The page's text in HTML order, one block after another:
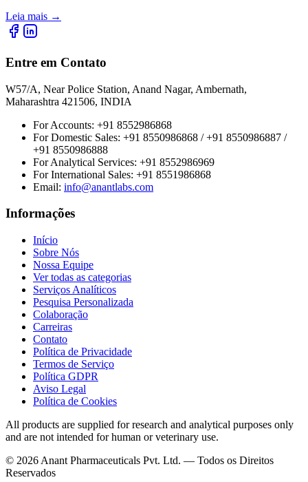
Leia mais →
Entre em Contato
W57/A, Near Police Station, Anand Nagar, Ambernath,
Maharashtra 421506, INDIA
For Accounts: +91 8552986868
For Domestic Sales: +91 8550986868 / +91 8550986887 /
+91 8550986888
For Analytical Services: +91 8552986969
For International Sales: +91 8551986868
Email: info@anantlabs.com
Informações
Início
Sobre Nós
Nossa Equipe
Ver todas as categorias
Serviços Analíticos
Pesquisa Personalizada
Colaboração
Carreiras
Contato
Política de Privacidade
Termos de Serviço
Política GDPR
Aviso Legal
Política de Cookies
All products are supplied for research and analytical purposes only
and are not intended for human or veterinary use.
© 2026 Anant Pharmaceuticals Pvt. Ltd. — Todos os Direitos
Reservados